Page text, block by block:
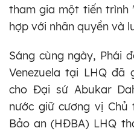
tham gia một tiến trình
hợp với nhân quyền và
Sáng cùng ngày, Phái
Venezuela tại LHQ
cho Đại sứ Abukar
nước giữ cương vị Chủ
Bảo an (HĐBA) LHQ